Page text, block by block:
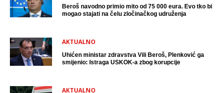
Beroš navodno primio mito od 75 000 eura. Evo tko bi
mogao stajati na čelu zločinačkog udruženja
AKTUALNO
Uhićen ministar zdravstva Vili Beroš, Plenković ga
smijenio: Istraga USKOK-a zbog korupcije
AKTUALNO